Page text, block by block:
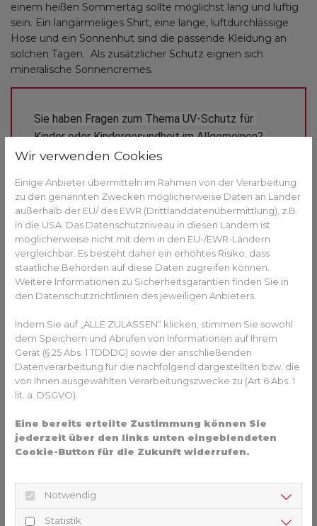
einem heißen Sommertag sollte möglichst lang und luftig
sein. Ein langärmeliges Shirt, eine lange, luftdurchlässige
Hose und ein Sonnenhut sind die passende Kleidung an
solchen Tagen. Als zusätzlicher Schutz eignen sich
mineralische Sonnencremes.
Sie haben Fragen zum Thema UV-Schutz für
Kinder oder Kindergesundheit im Allgemeinen?
Gerne beraten wir Sie vor Ort in der St. Vitus
Die richtige Kleidung: Shirt, Hose
und Hut bieten den besten Schutz
Kinder bis ins Vorschulalter sollten sich zwar ausreichend in
der Sonne bewegen, um ausreichend mit Vitamin D
versorgt zu werden. Doch auch diese Kinder sollten es
nicht übertreiben: Vor allem zwischen 11 und 15 Uhr ist die
Strahlung der Sonne sehr hoch, dann sollten sich Kinder
nicht länger in der prallen Sonne aufhalten. Bei Shirt und
Hose sollte man darauf achten, dass der Stoff sonnendicht
ist. Es gibt Kleidung, die durch eine bestimmte Webtechnik
oder durch eine Imprägnierung einen Schutz vor UV-
sollten Schultern und Rücken durch ein Shirt geschützt
werden. Es gibt auch Badekleidung mit langen Ärmeln und
einem Kragen, der den empfindlichen Nacken schützt. Und
Sonnenstich immer eine Kopfbedeckung zu tragen.
Das Kind richtig eincremen
Wir verwenden Cookies
Einige Anbieter übermitteln im Rahmen von der Verarbeitung
zu den genannten Zwecken möglicherweise Daten an Länder
außerhalb der EU/ des EWR (Drittlanddatenübermittlung), z.B.
in die USA. Das Datenschutzniveau in diesen Ländern ist
möglicherweise nicht mit dem in den EU-/EWR-Ländern
vergleichbar. Es besteht daher ein erhöhtes Risiko, dass
staatliche Behörden auf diese Daten zugreifen können.
Weitere Informationen zu Sicherheitsgarantien finden Sie in
den Datenschutzrichtlinien des jeweiligen Anbieters.
Indem Sie auf „ALLE ZULASSEN“ klicken, stimmen Sie sowohl
dem Speichern und Abrufen von Informationen auf Ihrem
Gerät (§ 25 Abs. 1 TDDDG) sowie der anschließenden
Datenverarbeitung für die nachfolgend dargestellten bzw. die
von Ihnen ausgewählten Verarbeitungszwecke zu (Art 6 Abs. 1
lit. a. DSGVO).
Eine bereits erteilte Zustimmung können Sie
jederzeit über den links unten eingeblendeten
Cookie-Button für die Zukunft widerrufen.
Notwendig
Statistik